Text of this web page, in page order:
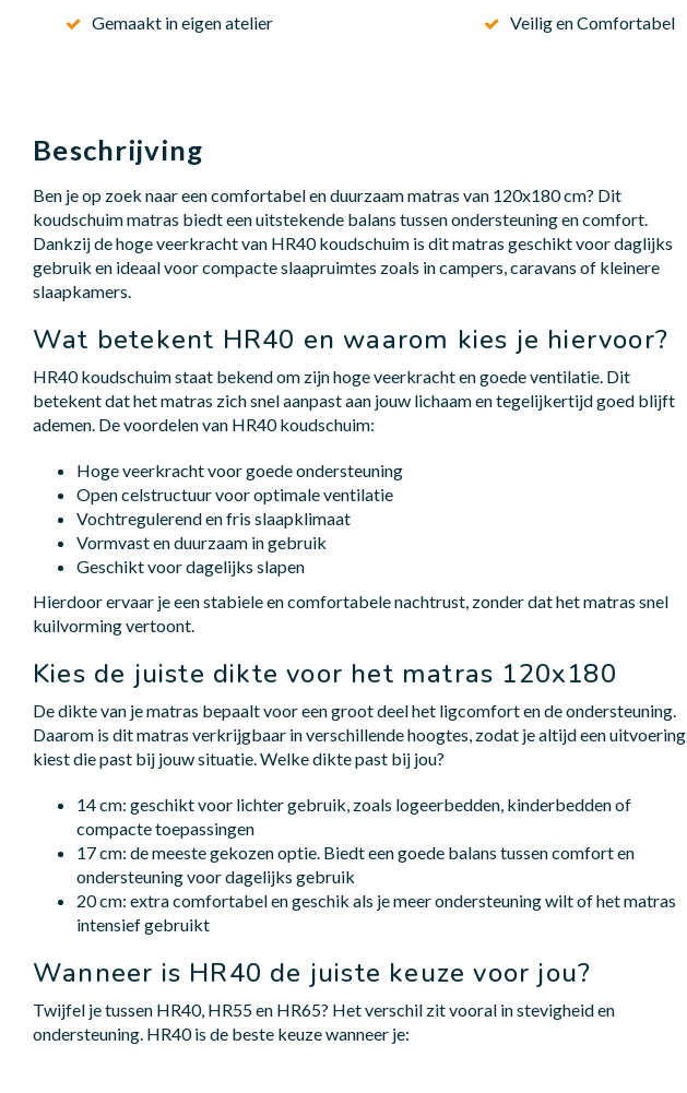
Gemaakt in eigen atelier Veilig en Comfortabel
Beschrijving
Ben je op zoek naar een comfortabel en duurzaam matras van 120x180 cm? Dit
koudschuim matras biedt een uitstekende balans tussen ondersteuning en comfort.
Dankzij de hoge veerkracht van HR40 koudschuim is dit matras geschikt voor daglijks
gebruik en ideaal voor compacte slaapruimtes zoals in campers, caravans of kleinere
slaapkamers.
Wat betekent HR40 en waarom kies je hiervoor?
HR40 koudschuim staat bekend om zijn hoge veerkracht en goede ventilatie. Dit
betekent dat het matras zich snel aanpast aan jouw lichaam en tegelijkertijd goed blijft
ademen. De voordelen van HR40 koudschuim:
Hoge veerkracht voor goede ondersteuning
Open celstructuur voor optimale ventilatie
Vochtregulerend en fris slaapklimaat
Vormvast en duurzaam in gebruik
Geschikt voor dagelijks slapen
Hierdoor ervaar je een stabiele en comfortabele nachtrust, zonder dat het matras snel
kuilvorming vertoont.
Kies de juiste dikte voor het matras 120x180
De dikte van je matras bepaalt voor een groot deel het ligcomfort en de ondersteuning.
Daarom is dit matras verkrijgbaar in verschillende hoogtes, zodat je altijd een uitvoering
kiest die past bij jouw situatie. Welke dikte past bij jou?
14 cm: geschikt voor lichter gebruik, zoals logeerbedden, kinderbedden of
compacte toepassingen
17 cm: de meeste gekozen optie. Biedt een goede balans tussen comfort en
ondersteuning voor dagelijks gebruik
20 cm: extra comfortabel en geschik als je meer ondersteuning wilt of het matras
intensief gebruikt
Wanneer is HR40 de juiste keuze voor jou?
Twijfel je tussen HR40, HR55 en HR65? Het verschil zit vooral in stevigheid en
ondersteuning. HR40 is de beste keuze wanneer je: